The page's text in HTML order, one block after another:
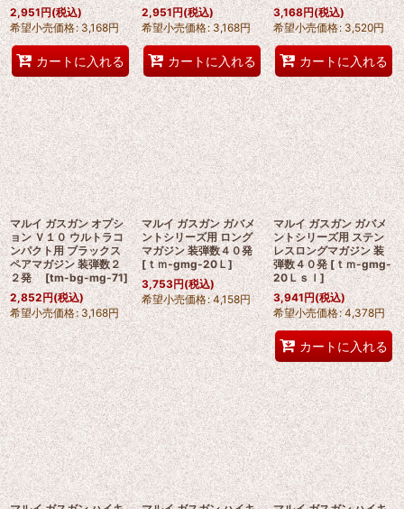
2,951円(税込)
希望小売価格: 3,168円
カートに入れる
2,951円(税込)
希望小売価格: 3,168円
カートに入れる
3,168円(税込)
希望小売価格: 3,520円
カートに入れる
マルイ ガスガン オプシ
ョン Ｖ１０ ウルトラコ
ンパクト用 ブラックス
ペアマガジン 装弾数２
２発 [tm-bg-mg-71]
2,852円(税込)
希望小売価格: 3,168円
マルイ ガスガン ガバメ
ントシリーズ用 ロング
マガジン 装弾数４０発
[ｔｍ-gmg-20Ｌ]
3,753円(税込)
希望小売価格: 4,158円
マルイ ガスガン ガバメ
ントシリーズ用 ステン
レスロングマガジン 装
弾数４０発 [ｔｍ-gmg-
20Ｌｓｌ]
3,941円(税込)
希望小売価格: 4,378円
カートに入れる